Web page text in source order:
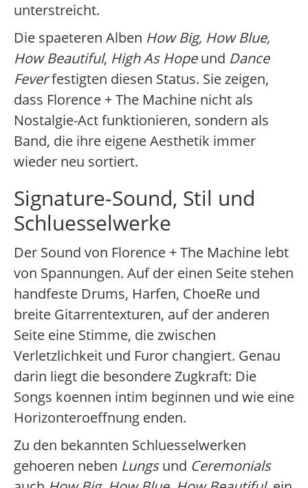
unterstreicht.
Die spaeteren Alben How Big, How Blue,
How Beautiful, High As Hopeund Dance
Feverfestigten diesen Status. Sie zeigen,
dass Florence + The Machine nicht als
Nostalgie-Act funktionieren, sondern als
Band, die ihre eigene Aesthetik immer
wieder neu sortiert.
Signature-Sound, Stil und
Schluesselwerke
Der Sound von Florence + The Machine lebt
von Spannungen. Auf der einen Seite stehen
handfeste Drums, Harfen, ChoeRe und
breite Gitarrentexturen, auf der anderen
Seite eine Stimme, die zwischen
Verletzlichkeit und Furor changiert. Genau
darin liegt die besondere Zugkraft: Die
Songs koennen intim beginnen und wie eine
Horizonteroeffnung enden.
Zu den bekannten Schluesselwerken
gehoeren neben Lungsund Ceremonials